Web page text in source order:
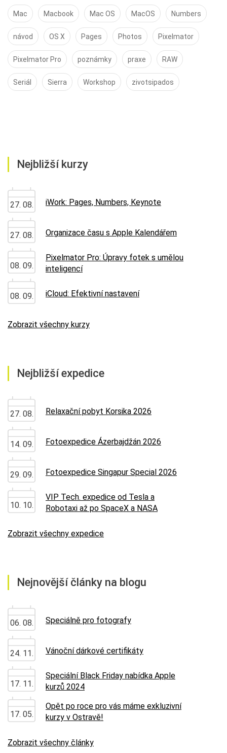
Mac Macbook Mac OS MacOS Numbers
návod OS X Pages Photos Pixelmator
Pixelmator Pro poznámky praxe RAW
Seriál Sierra Workshop zivotsipados
Nejbližší kurzy
27. 08. iWork: Pages, Numbers, Keynote
27. 08. Organizace času s Apple Kalendářem
08. 09.
Pixelmator Pro: Úpravy fotek s umělou
inteligencí
08. 09. iCloud: Efektivní nastavení
Zobrazit všechny kurzy
Nejbližší expedice
27. 08. Relaxační pobyt Korsika 2026
14. 09. Fotoexpedice Ázerbajdžán 2026
29. 09. Fotoexpedice Singapur Special 2026
10. 10.
VIP Tech. expedice od Tesla a
Robotaxi až po SpaceX a NASA
Zobrazit všechny expedice
Nejnovější články na blogu
06. 08. Speciálně pro fotografy
24. 11. Vánoční dárkové certifikáty
17. 11.
Speciální Black Friday nabídka Apple
kurzů 2024
17. 05.
Opět po roce pro vás máme exkluzivní
kurzy v Ostravě!
Zobrazit všechny články